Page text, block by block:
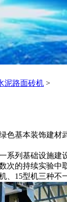
泥路面砖机 >
基本装饰建
列基础设施
的持续实验
15型机三种不